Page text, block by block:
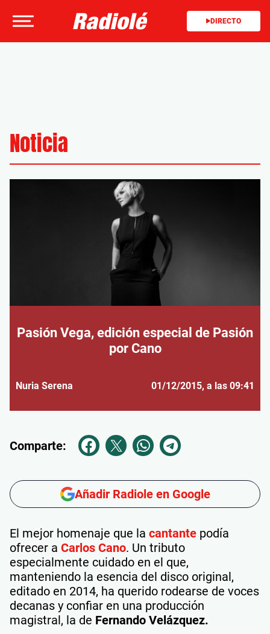
DIRECTO
Noticia
Pasión Vega, edición especial de Pasión
por Cano
Nuria Serena 01/12/2015, a las 09:41
Comparte:
Añadir Radiole en Google
El mejor homenaje que la cantante podía
ofrecer a Carlos Cano. Un tributo
especialmente cuidado en el que,
manteniendo la esencia del disco original,
editado en 2014, ha querido rodearse de voces
decanas y confiar en una producción
magistral, la de Fernando Velázquez.